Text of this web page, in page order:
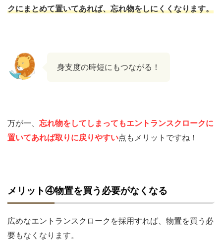
クにまとめて置いてあれば、忘れ物をしにくくなります。
身支度の時短にもつながる！
万が一、 忘れ物をしてしまってもエントランスクロークに
置いてあれば取りに戻りやすい点もメリットですね！
メリット④物置を買う必要がなくなる
広めなエントランスクロークを採用すれば、物置を買う必
要もなくなります。